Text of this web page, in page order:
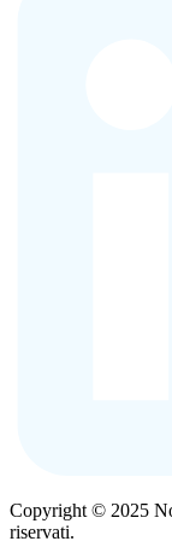
Copyright © 2025
riservati.